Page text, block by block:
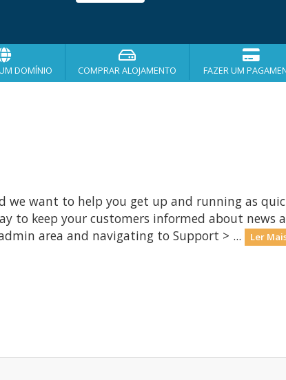
DOMÍNIO COMPRAR ALOJAMENTO FAZER UM
we want to help you get up and running as
to keep your customers informed about news
area and navigating to Support > ...
Ler